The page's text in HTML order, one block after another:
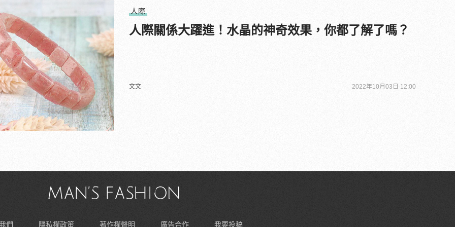
人際
人際關係大躍進！水晶的神奇效果，你都了解了嗎？
文文 2022年10月03日 12:00
們 隱私權政策 著作權聲明 廣告合作 我要投稿